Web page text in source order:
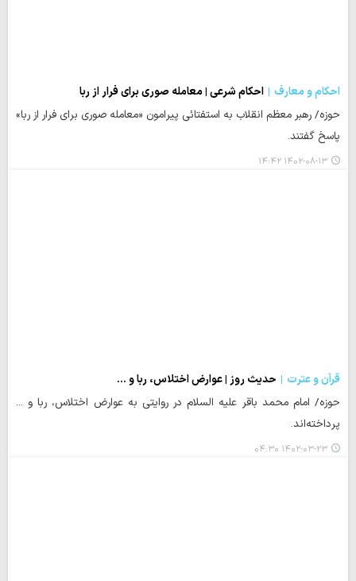
احکام و معارف
احکام شرعی | معامله صوری برای فرار از ربا
حوزه/ رهبر معظم انقلاب به استفتائی پیرامون «معامله صوری برای فرار از ربا»
پاسخ گفتند.
۱۴۰۲-۰۸-۱۳ ۱۴:۴۲
قرآن و عترت
حدیث روز | عوارض اختلاس، ربا و ...
حوزه/ امام محمد باقر علیه السلام در روایتی به عوارض اختلاس، ربا و ...
پرداخته‌اند.
۱۴۰۲-۰۳-۲۳ ۰۴:۳۰